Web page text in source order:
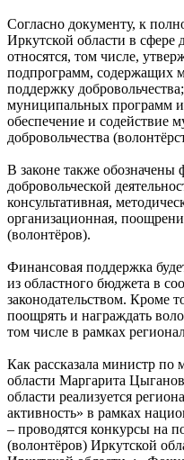
Согласно документу, к
Иркутской области в сфере
относятся, том числе,
подпрограмм, содержащих
поддержку
муниципальных программ
обеспечение и содействие
добровольчества
В законе также
добровольческой
консультативная,
организационная,
(волонтёров).
Финансовая поддержка
из областного бюджета в
законодательством. Кроме
поощрять и награждать
том числе в рамках
Как рассказала министр
области Маргарита
области реализуется
активность» в рамках
– проводятся конкурсы на
(волонтёров) Иркутской